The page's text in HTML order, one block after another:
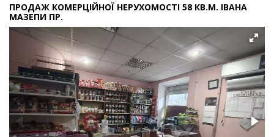
ПРОДАЖ КОМЕРЦІЙНОЇ НЕРУХОМОСТІ 58 КВ.М. ІВАНА
МАЗЕПИ ПР.